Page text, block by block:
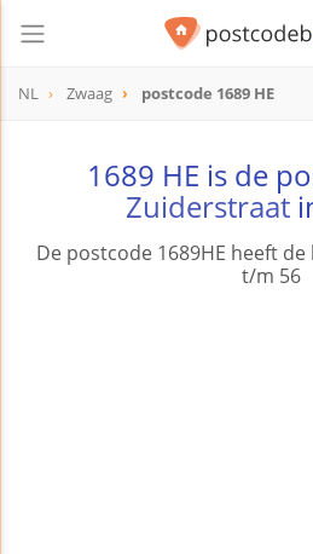
NL Zwaag postcode 1689 HE
1689 HE is de
Zuiderstraat
De postcode 1689HE heeft
t/m 56